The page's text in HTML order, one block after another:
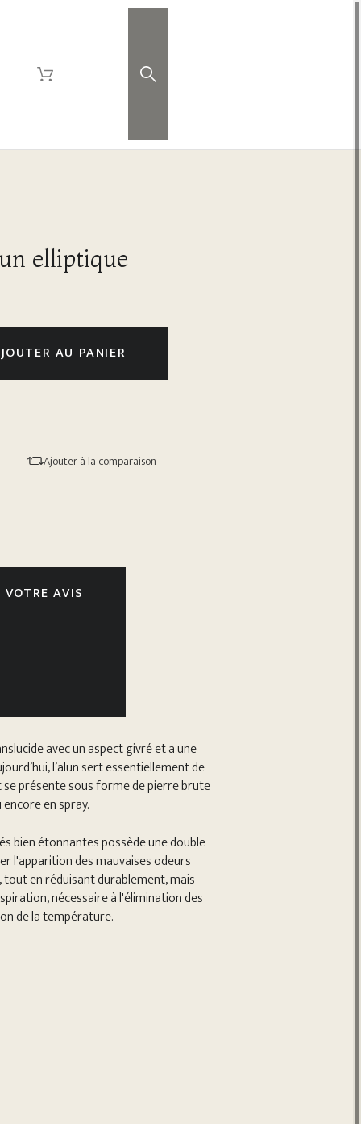
elliptique
AU PANIER
Ajouter à la comparaison
AVIS
avec un aspect givré et a une
l’alun sert essentiellement de
présente sous forme de pierre brute
en spray.
bien étonnantes possède une double
l'apparition des mauvaises odeurs
en réduisant durablement, mais
nécessaire à l'élimination des
de la température.